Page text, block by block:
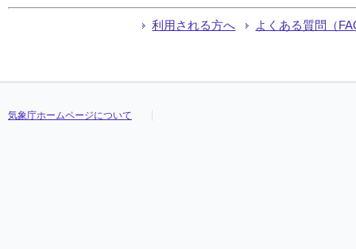
利用される方へ よくある質問（
気象庁ホームページについて